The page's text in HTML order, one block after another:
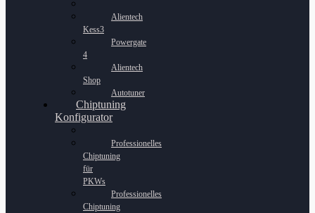
Alientech
Kess3
Powergate
4
Alientech
Shop
Autotuner
Chiptuning
Konfigurator
Professionelles
Chiptuning
für
PKWs
Professionelles
Chiptuning